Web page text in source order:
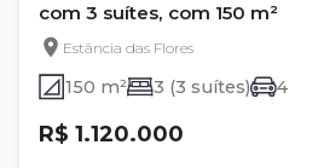
com 3 suítes, com 150 m²
Estância das Flores
150 m² 3 (3 suítes) 4
R$ 1.120.000